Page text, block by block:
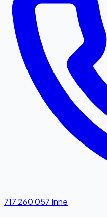
717 260 057 Inne